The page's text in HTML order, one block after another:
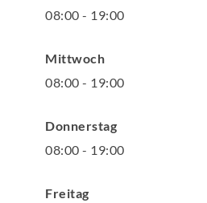
08:00 - 19:00
Mittwoch
08:00 - 19:00
Donnerstag
08:00 - 19:00
Freitag